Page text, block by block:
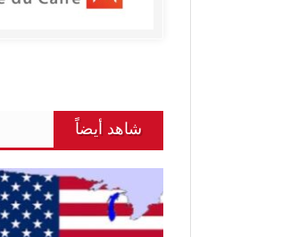
شاهد أيضاً